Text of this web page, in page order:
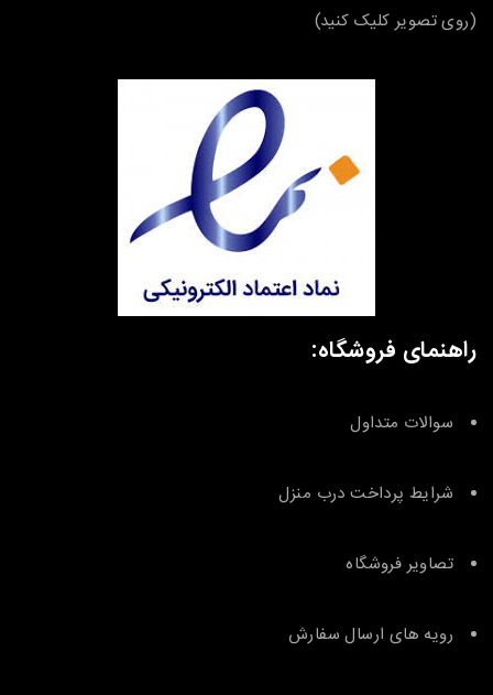
(روی تصویر کلیک کنید)
راهنمای فروشگاه:
سوالات متداول
شرایط پرداخت درب منزل
تصاویر فروشگاه
رویه های ارسال سفارش